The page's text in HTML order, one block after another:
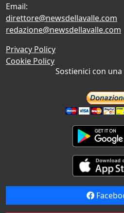
Email:
direttore@newsdellavalle.com
redazione@newsdellavalle.com
Privacy Policy
Cookie Policy
Sostienici con